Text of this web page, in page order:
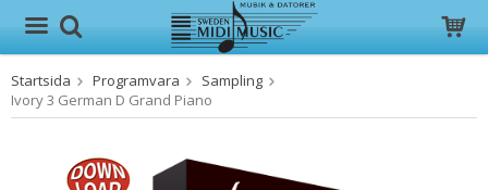
Produkten har blivit tillagd i varukorgen
Startsida Programvara
Sampling
Ivory 3 German D Grand Piano